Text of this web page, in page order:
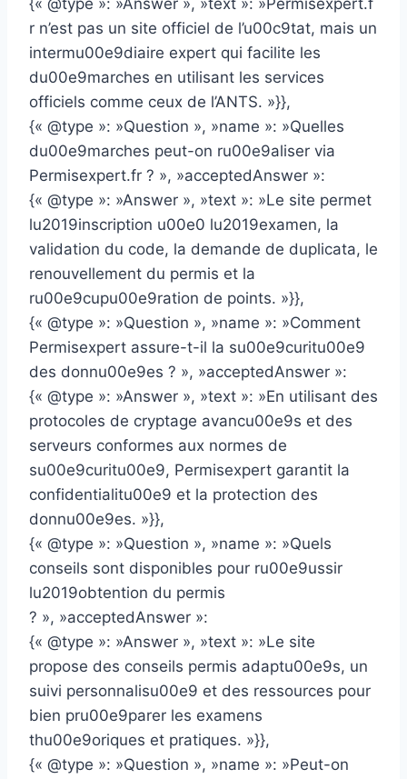
{« @type »: »Answer », »text »: »Permisexpert.f
r n’est pas un site officiel de l’u00c9tat, mais un
intermu00e9diaire expert qui facilite les
du00e9marches en utilisant les services
officiels comme ceux de l’ANTS. »}},
{« @type »: »Question », »name »: »Quelles
du00e9marches peut-on ru00e9aliser via
Permisexpert.fr ? », »acceptedAnswer »:
{« @type »: »Answer », »text »: »Le site permet
lu2019inscription u00e0 lu2019examen, la
validation du code, la demande de duplicata, le
renouvellement du permis et la
ru00e9cupu00e9ration de points. »}},
{« @type »: »Question », »name »: »Comment
Permisexpert assure-t-il la su00e9curitu00e9
des donnu00e9es ? », »acceptedAnswer »:
{« @type »: »Answer », »text »: »En utilisant des
protocoles de cryptage avancu00e9s et des
serveurs conformes aux normes de
su00e9curitu00e9, Permisexpert garantit la
confidentialitu00e9 et la protection des
donnu00e9es. »}},
{« @type »: »Question », »name »: »Quels
conseils sont disponibles pour ru00e9ussir
lu2019obtention du permis
? », »acceptedAnswer »:
{« @type »: »Answer », »text »: »Le site
propose des conseils permis adaptu00e9s, un
suivi personnalisu00e9 et des ressources pour
bien pru00e9parer les examens
thu00e9oriques et pratiques. »}},
{« @type »: »Question », »name »: »Peut-on